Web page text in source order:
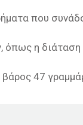
που
όπως η διάταση
47